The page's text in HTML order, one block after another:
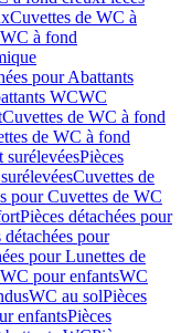
Cuvettes de WC à
à fond
pour Abattants
WCWC
Cuvettes de WC à fond
de WC à fond
Pièces
Cuvettes de
pour Cuvettes de WC
Pièces détachées pour
détachées pour
pour Lunettes de
pour enfantsWC
WC au solPièces
enfantsPièces